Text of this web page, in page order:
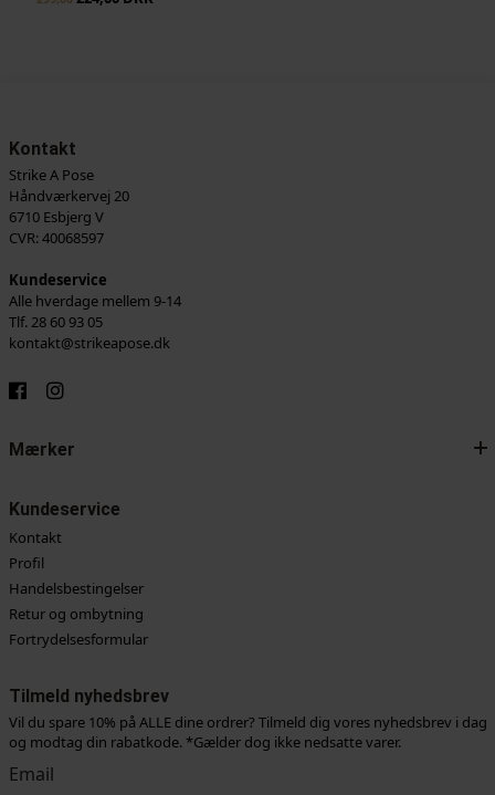
Kontakt
Strike A Pose
Håndværkervej 20
6710 Esbjerg V
CVR: 40068597
Kundeservice
Alle hverdage mellem 9-14
Tlf. 28 60 93 05
kontakt@strikeapose.dk
Mærker
Kundeservice
Kontakt
Profil
Handelsbestingelser
Retur og ombytning
Fortrydelsesformular
Tilmeld nyhedsbrev
Vil du spare 10% på ALLE dine ordrer? Tilmeld dig vores nyhedsbrev i dag
og modtag din rabatkode. *Gælder dog ikke nedsatte varer.